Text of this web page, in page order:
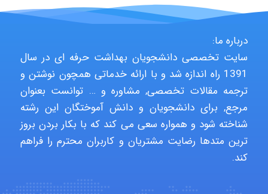
shbnm72
Minoo1375
درباره ما:
سایت تخصصی دانشجویان بهداشت حرفه ای در سال
1391 راه اندازه شد و با ارائه خدماتی همچون نوشتن و
ترجمه مقالات تخصصی, مشاوره و … توانست بعنوان
مرجع, برای دانشجویان و دانش آموختگان این رشته
شناخته شود و همواره سعی می کند که با بکار بردن بروز
ترین متدها رضایت مشتریان و کاربران محترم را فراهم
کند.